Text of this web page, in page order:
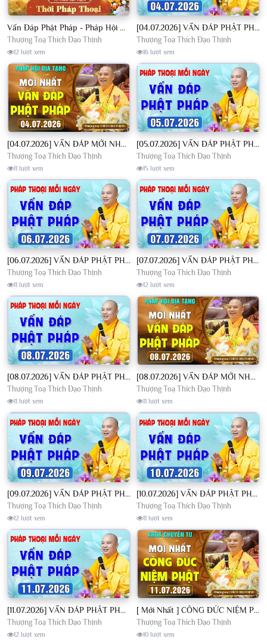
Vấn Đáp Phật Pháp - Pháp Hội Địa Tạng Ngày 01/08/2026│TT. Thích Đạo Thịnh
Thượng Toạ Thích Đạo Thịnh
12 lượt xem
[04.07.2026] VẤN ĐÁP PHẬT PHÁP - Nghe Thầy giảng Pháp mỗi ngày CÔNG ĐỨC VÔ LƯỢNG│TT. Thích Đạo Thịnh
Thượng Toạ Thích Đạo Thịnh
16 lượt xem
[04.07.2026] VẤN ĐÁP MỚI NHẤT - Pháp Hội Địa Tạng Chùa Khai Nguyên | TT. Thích Đạo Thịnh
Thượng Toạ Thích Đạo Thịnh
11 lượt xem
[05.07.2026] VẤN ĐÁP PHẬT PHÁP - Nghe Thầy giảng Pháp mỗi ngày CÔNG ĐỨC VÔ LƯỢNG│TT. Thích Đạo Thịnh
Thượng Toạ Thích Đạo Thịnh
15 lượt xem
[06.07.2026] VẤN ĐÁP PHẬT PHÁP - Nghe Thầy giảng Pháp mỗi ngày CÔNG ĐỨC VÔ LƯỢNG│TT. Thích Đạo Thịnh
Thượng Toạ Thích Đạo Thịnh
11 lượt xem
[07.07.2026] VẤN ĐÁP PHẬT PHÁP - Nghe Thầy giảng Pháp mỗi ngày CÔNG ĐỨC VÔ LƯỢNG│TT. Thích Đạo Thịnh
Thượng Toạ Thích Đạo Thịnh
12 lượt xem
[08.07.2026] VẤN ĐÁP PHẬT PHÁP - Nghe Thầy giảng Pháp mỗi ngày CÔNG ĐỨC VÔ LƯỢNG│TT. Thích Đạo Thịnh
Thượng Toạ Thích Đạo Thịnh
11 lượt xem
[08.07.2026] VẤN ĐÁP MỚI NHẤT - Pháp Hội Địa Tạng Chùa Khai Nguyên | TT. Thích Đạo Thịnh
Thượng Toạ Thích Đạo Thịnh
11 lượt xem
[09.07.2026] VẤN ĐÁP PHẬT PHÁP - Nghe Thầy giảng Pháp mỗi ngày CÔNG ĐỨC VÔ LƯỢNG│TT. Thích Đạo Thịnh
Thượng Toạ Thích Đạo Thịnh
12 lượt xem
[10.07.2026] VẤN ĐÁP PHẬT PHÁP - Nghe Thầy giảng Pháp mỗi ngày CÔNG ĐỨC VÔ LƯỢNG│TT. Thích Đạo Thịnh
Thượng Toạ Thích Đạo Thịnh
11 lượt xem
[11.07.2026] VẤN ĐÁP PHẬT PHÁP - Nghe Thầy giảng Pháp mỗi ngày CÔNG ĐỨC VÔ LƯỢNG│TT. Thích Đạo Thịnh
Thượng Toạ Thích Đạo Thịnh
12 lượt xem
[ Mới Nhất ] CÔNG ĐỨC NIỆM PHẬT - Khoá Chuyên Tu Chùa Khai Nguyên 11/07/2026 | TT. Thích Đạo Thịnh
Thượng Toạ Thích Đạo Thịnh
10 lượt xem